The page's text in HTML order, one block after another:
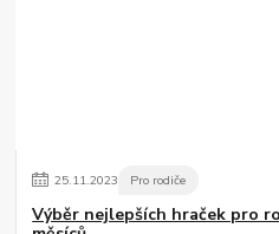
25.11.2023 Pro rodiče
Výběr nejlepších hraček pro